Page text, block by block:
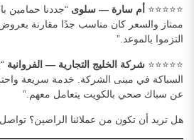
⭐⭐⭐⭐⭐ أم سارة — سلوى “جددنا حمامين
ممتاز والسعر كان مناسب جدًا مقارنة بعروض
التزموا بالموعد.”
⭐⭐⭐⭐⭐ شركة الخليج التجارية — الفروانية
السباكة في مبنى الشركة. خدمة سريعة
عن سباك صحي بالكويت يتعامل معهم.”
هل تريد أن تكون من عملائنا الراضين؟ تواصل